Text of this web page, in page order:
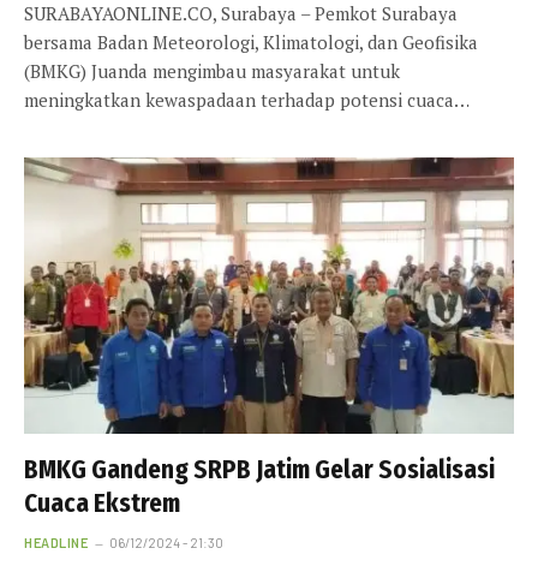
SURABAYAONLINE.CO, Surabaya – Pemkot Surabaya
bersama Badan Meteorologi, Klimatologi, dan Geofisika
(BMKG) Juanda mengimbau masyarakat untuk
meningkatkan kewaspadaan terhadap potensi cuaca…
BMKG Gandeng SRPB Jatim Gelar Sosialisasi
Cuaca Ekstrem
HEADLINE 06/12/2024 - 21:30